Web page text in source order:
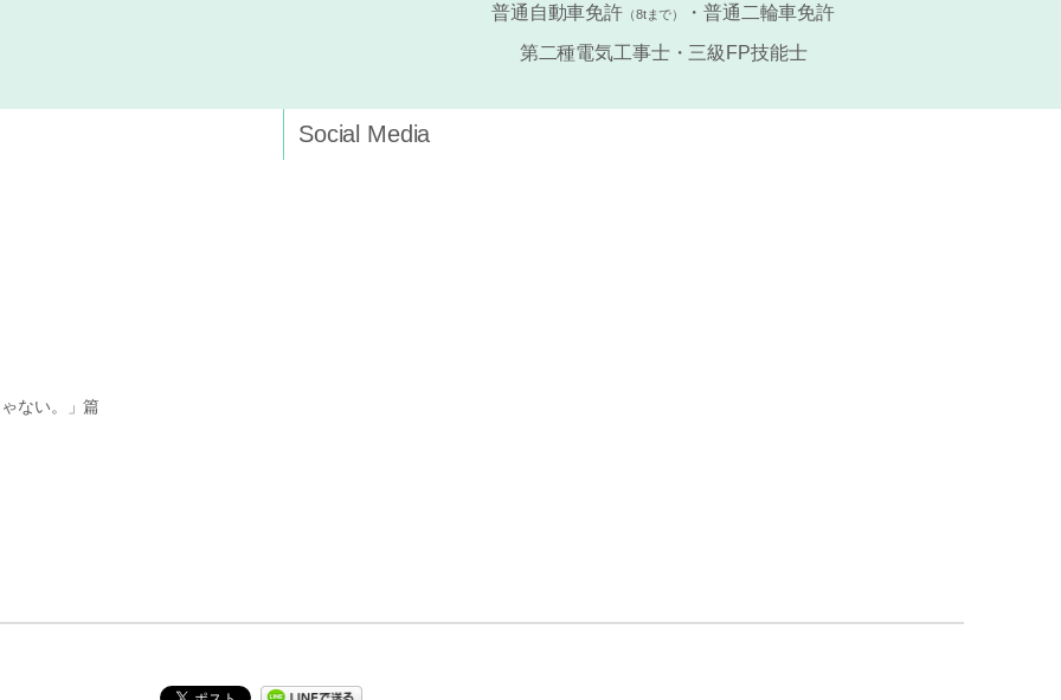
普通自動車免許 （8tまで） ・普通二輪車免許
第二種電気工事士・三級FP技能士
ない。」篇
Social Media